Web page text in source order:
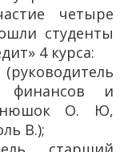
четыре
студенты
4 курса:
финансов и
О. Ю,
В.);